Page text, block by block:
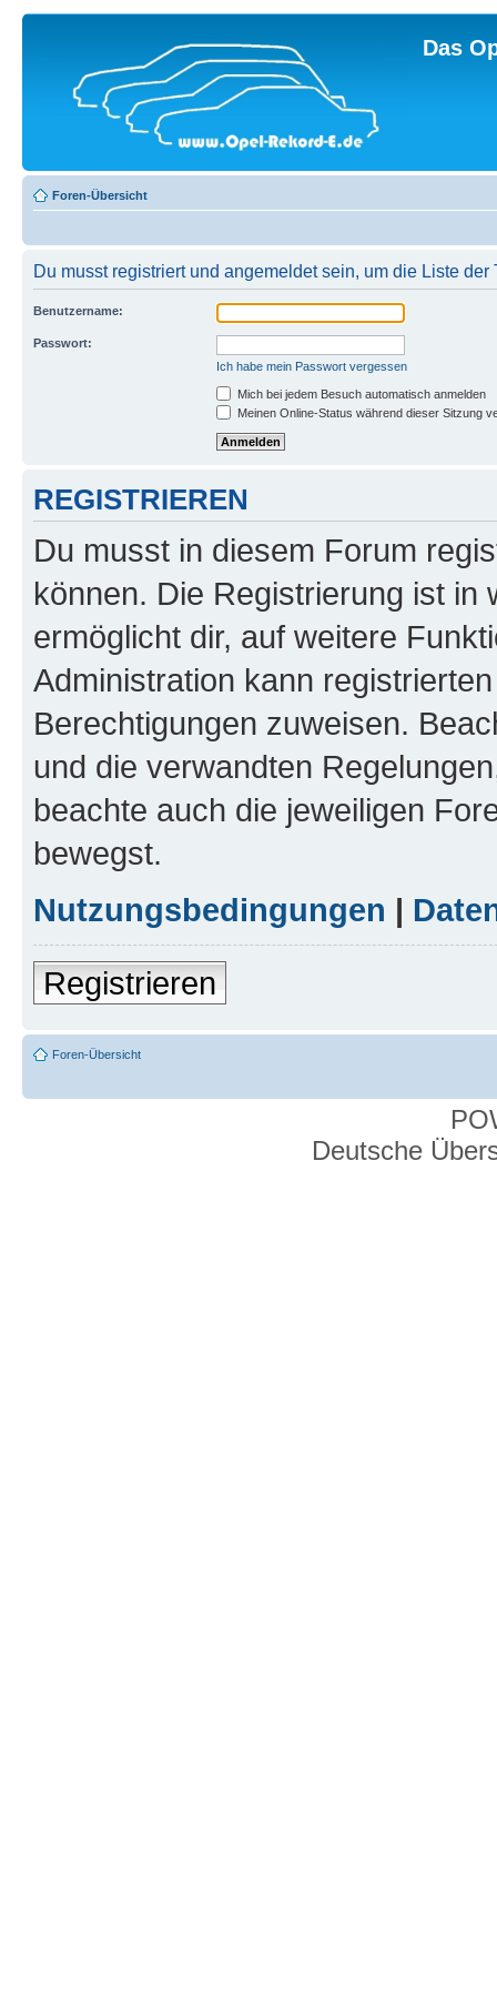
Das
Foren-Übersicht
Du musst registriert und angemeldet sein, um die Liste
Benutzername:
Passwort:
Ich habe mein Passwort vergessen
Mich bei jedem Besuch automatisch anmelden
Meinen Online-Status während dieser Sitzung
REGISTRIEREN
Du musst in diesem Forum
können. Die Registrierung ist in
ermöglicht dir, auf weitere
Administration kann
Berechtigungen zuweisen.
und die verwandten
beachte auch die jeweiligen
bewegst.
Nutzungsbedingungen |
Registrieren
Foren-Übersicht
Deutsche